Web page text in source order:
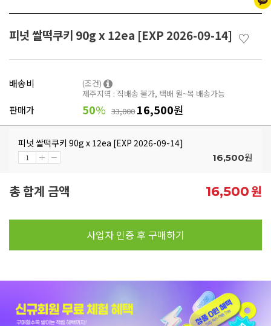
피넛 쌀떡쿠키 90g x 12ea [EXP 2026-09-14] ♡
배송비
(조건)
제주지역 : 직배송 불가, 택배 월~목 배송가능
판매가 50% 33,00016,500원
피넛 쌀떡쿠키 90g x 12ea [EXP 2026-09-14]
16,500원
총 합계 금액 16,500원
사업자 인증 후 구매하기